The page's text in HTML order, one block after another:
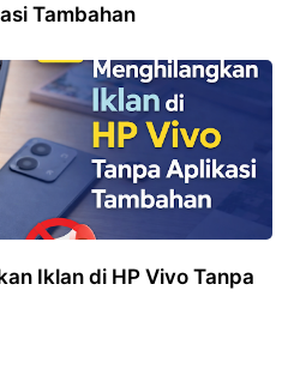
Tambahan
Iklan di HP Vivo Tanpa